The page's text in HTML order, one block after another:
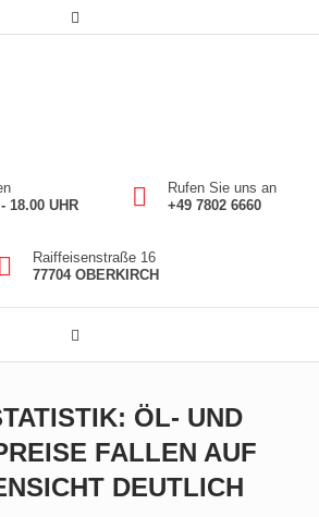
18.00 UHR
Rufen Sie uns an
+49 7802 6660
Raiffeisenstraße 16
77704 OBERKIRCH
ÖL- UND
FALLEN AUF
DEUTLICH